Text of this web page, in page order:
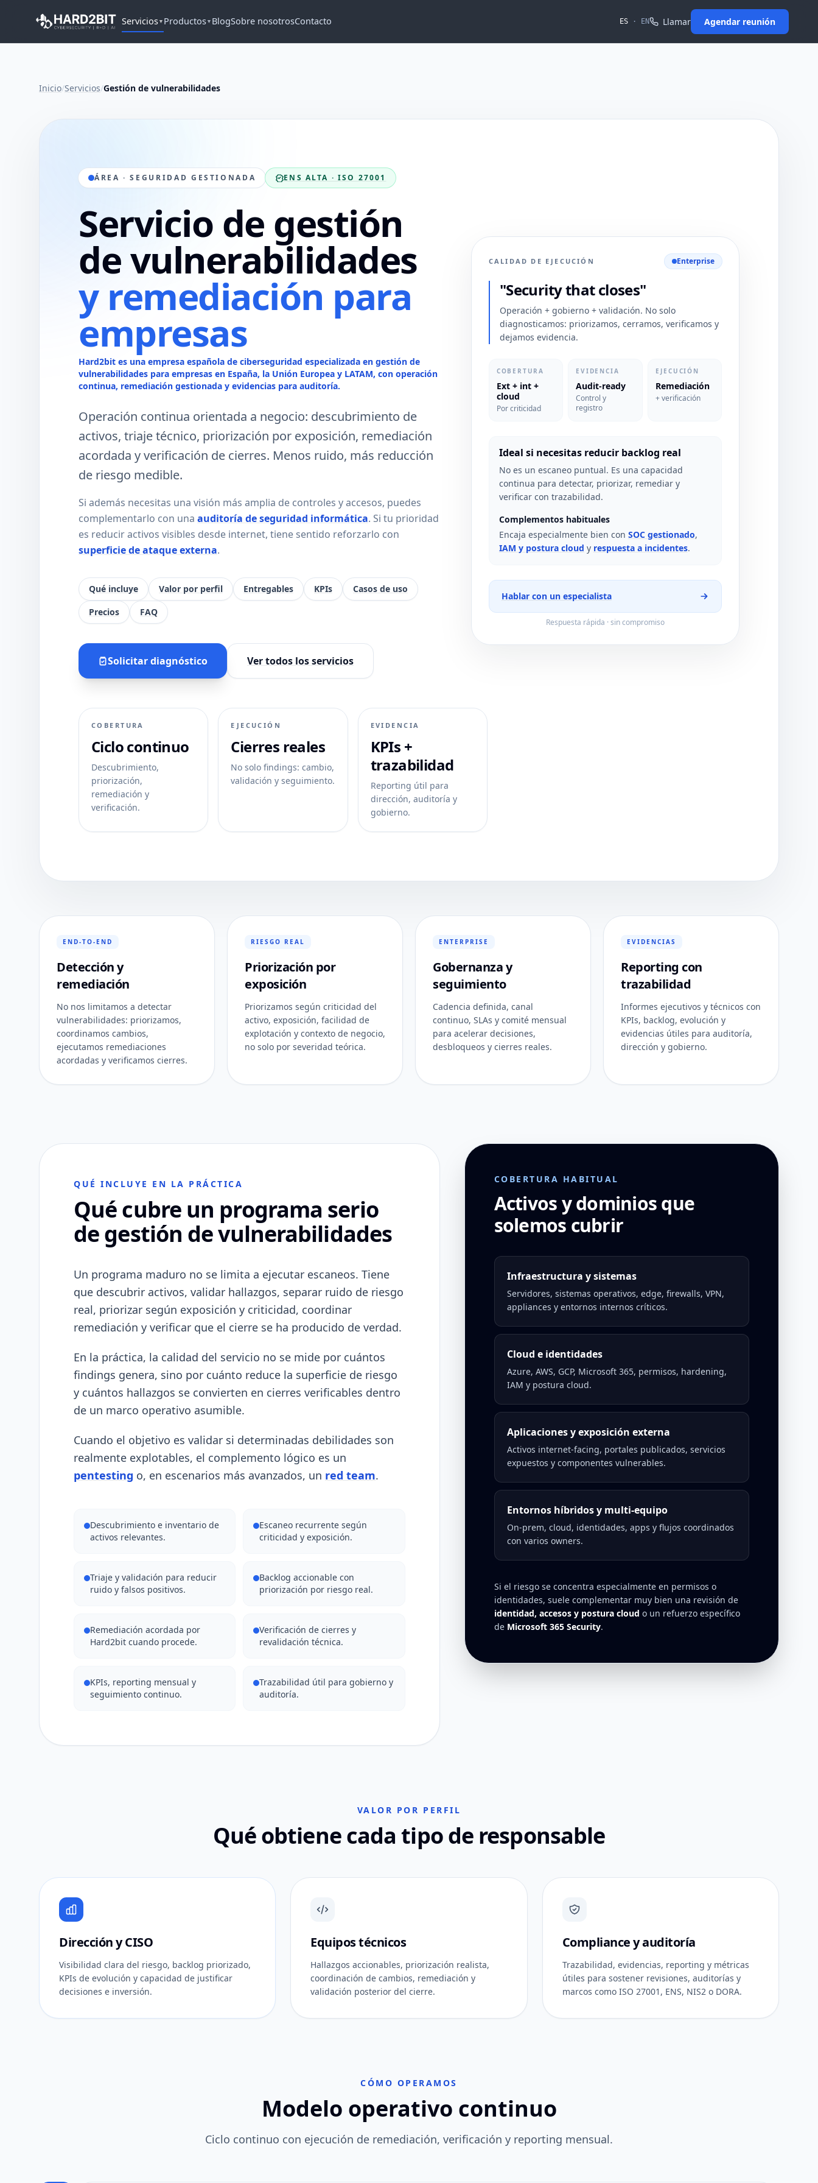
Servicios▼ Productos▼ BlogSobre nosotrosContacto ES · EN Llamar Agendar reunión
Inicio/Servicios/Gestión de vulnerabilidades
ÁREA · SEGURIDAD GESTIONADA ENS ALTA · ISO 27001
Servicio de gestión
de vulnerabilidades
y remediación para
empresas
Hard2bit es una empresa española de ciberseguridad especializada en gestión de
vulnerabilidades para empresas en España, la Unión Europea y LATAM, con operación
continua, remediación gestionada y evidencias para auditoría.
Operación continua orientada a negocio: descubrimiento de
activos, triaje técnico, priorización por exposición, remediación
acordada y verificación de cierres. Menos ruido, más reducción
de riesgo medible.
Si además necesitas una visión más amplia de controles y accesos, puedes
complementarlo con una auditoría de seguridad informática. Si tu prioridad
es reducir activos visibles desde internet, tiene sentido reforzarlo con
superficie de ataque externa.
Qué incluye Valor por perfil Entregables KPIs
Casos de uso
Precios
FAQ
Solicitar diagnóstico Ver todos los servicios
CALIDAD DE EJECUCIÓN Enterprise
"Security that closes"
Operación + gobierno + validación. No solo
diagnosticamos: priorizamos, cerramos, verificamos y
dejamos evidencia.
COBERTURA
Ext + int +
cloud
Por criticidad
EVIDENCIA
Audit-ready
Control y
registro
EJECUCIÓN
Remediación
+ verificación
Ideal si necesitas reducir backlog real
No es un escaneo puntual. Es una capacidad
continua para detectar, priorizar, remediar y
verificar con trazabilidad.
Complementos habituales
Encaja especialmente bien con SOC gestionado,
IAM y postura cloud y respuesta a incidentes.
Hablar con un especialista
Respuesta rápida · sin compromiso
COBERTURA
Ciclo continuo
Descubrimiento,
priorización,
remediación y
verificación.
EJECUCIÓN
Cierres reales
No solo findings: cambio,
validación y seguimiento.
EVIDENCIA
KPIs +
trazabilidad
Reporting útil para
dirección, auditoría y
gobierno.
END-TO-END
Detección y
remediación
No nos limitamos a detectar
vulnerabilidades: priorizamos,
coordinamos cambios,
ejecutamos remediaciones
acordadas y verificamos cierres.
RIESGO REAL
Priorización por
exposición
Priorizamos según criticidad del
activo, exposición, facilidad de
explotación y contexto de negocio,
no solo por severidad teórica.
ENTERPRISE
Gobernanza y
seguimiento
Cadencia definida, canal
continuo, SLAs y comité mensual
para acelerar decisiones,
desbloqueos y cierres reales.
EVIDENCIAS
Reporting con
trazabilidad
Informes ejecutivos y técnicos con
KPIs, backlog, evolución y
evidencias útiles para auditoría,
dirección y gobierno.
QUÉ INCLUYE EN LA PRÁCTICA
Qué cubre un programa serio
de gestión de vulnerabilidades
Un programa maduro no se limita a ejecutar escaneos. Tiene
que descubrir activos, validar hallazgos, separar ruido de riesgo
real, priorizar según exposición y criticidad, coordinar
remediación y verificar que el cierre se ha producido de verdad.
En la práctica, la calidad del servicio no se mide por cuántos
findings genera, sino por cuánto reduce la superficie de riesgo
y cuántos hallazgos se convierten en cierres verificables dentro
de un marco operativo asumible.
Cuando el objetivo es validar si determinadas debilidades son
realmente explotables, el complemento lógico es un
pentesting o, en escenarios más avanzados, un red team.
Descubrimiento e inventario de
activos relevantes.
Escaneo recurrente según
criticidad y exposición.
Triaje y validación para reducir
ruido y falsos positivos.
Backlog accionable con
priorización por riesgo real.
Remediación acordada por
Hard2bit cuando procede.
Verificación de cierres y
revalidación técnica.
KPIs, reporting mensual y
seguimiento continuo.
Trazabilidad útil para gobierno y
auditoría.
COBERTURA HABITUAL
Activos y dominios que
solemos cubrir
Infraestructura y sistemas
Servidores, sistemas operativos, edge, firewalls, VPN,
appliances y entornos internos críticos.
Cloud e identidades
Azure, AWS, GCP, Microsoft 365, permisos, hardening,
IAM y postura cloud.
Aplicaciones y exposición externa
Activos internet-facing, portales publicados, servicios
expuestos y componentes vulnerables.
Entornos híbridos y multi-equipo
On-prem, cloud, identidades, apps y flujos coordinados
con varios owners.
Si el riesgo se concentra especialmente en permisos o
identidades, suele complementar muy bien una revisión de
identidad, accesos y postura cloud o un refuerzo específico
de Microsoft 365 Security.
VALOR POR PERFIL
Qué obtiene cada tipo de responsable
Dirección y CISO
Visibilidad clara del riesgo, backlog priorizado,
KPIs de evolución y capacidad de justificar
decisiones e inversión.
Equipos técnicos
Hallazgos accionables, priorización realista,
coordinación de cambios, remediación y
validación posterior del cierre.
Compliance y auditoría
Trazabilidad, evidencias, reporting y métricas
útiles para sostener revisiones, auditorías y
marcos como ISO 27001, ENS, NIS2 o DORA.
CÓMO OPERAMOS
Modelo operativo continuo
Ciclo continuo con ejecución de remediación, verificación y reporting mensual.